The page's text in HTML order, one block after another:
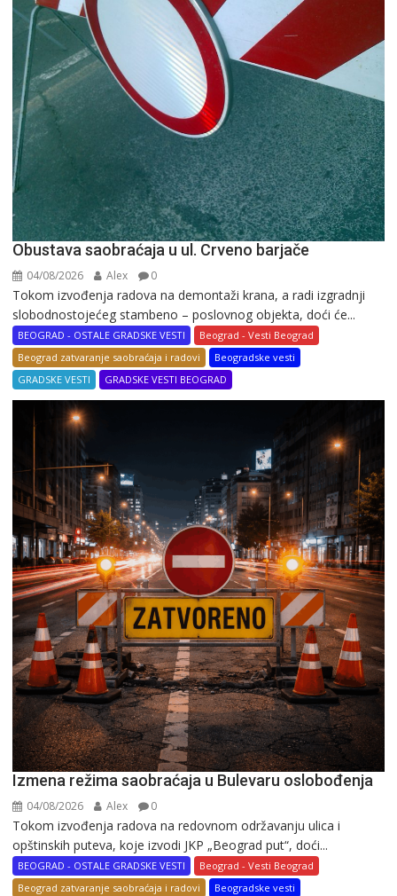
Obustava saobraćaja u ul. Crveno barjače
04/08/2026 Alex 0
Tokom izvođenja radova na demontaži krana, a radi izgradnji
slobodnostojećeg stambeno – poslovnog objekta, doći će...
BEOGRAD - OSTALE GRADSKE VESTI
Beograd - Vesti Beograd
Beograd zatvaranje saobraćaja i radovi
Beogradske vesti
GRADSKE VESTI
GRADSKE VESTI BEOGRAD
Izmena režima saobraćaja u Bulevaru oslobođenja
04/08/2026 Alex 0
Tokom izvođenja radova na redovnom održavanju ulica i
opštinskih puteva, koje izvodi JKP „Beograd put“, doći...
BEOGRAD - OSTALE GRADSKE VESTI
Beograd - Vesti Beograd
Beograd zatvaranje saobraćaja i radovi
Beogradske vesti